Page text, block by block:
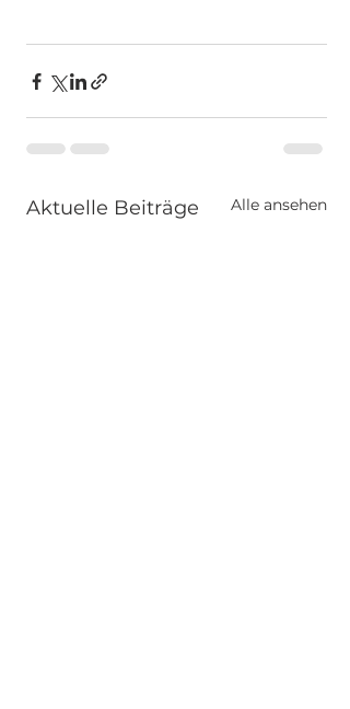
Aktuelle Beiträge Alle ansehen